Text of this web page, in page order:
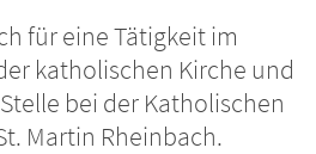
für eine Tätigkeit im
katholischen Kirche und
bei der Katholischen
Martin Rheinbach.